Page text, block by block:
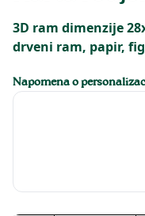
3D ram dimenzije
drveni ram, papir,
Napomena o